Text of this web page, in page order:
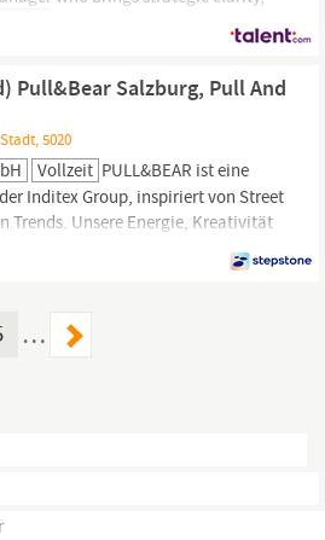
on production experience —
with confidence and turn ideas
for a
Pull&Bear Salzburg, Pull And
5020
Vollzeit PULL&BEAR ist eine
Inditex Group, inspiriert von Street
Trends. Unsere Energie, Kreativität
suchen wir Menschen mit
suchen wir ab sofort einen STORE
…